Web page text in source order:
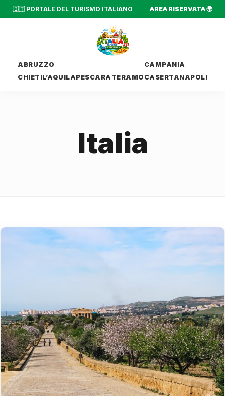
🇮🇹 PORTALE DEL TURISMO ITALIANO AREA RISERVATA 🌍
ABRUZZO
CHIETIL’AQUILAPESCARA TERAMO
CAMPANIA
CASERTANAPOLI
Italia